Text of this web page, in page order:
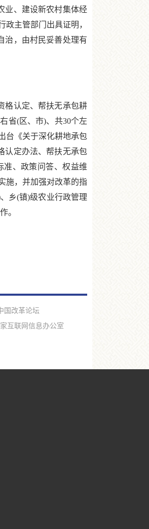
业、建设新农村集体经
主管部门出具证明，
治，由村民妥善处理有
格认定、帮扶无承包耕
省(区、市)、共30个左
台《关于深化耕地承包
认定办法、帮扶无承包
准、政策问答、权益维
施，并加强对改革的指
乡(镇)级农业行政管理
。
国改革论坛
家互联网信息办公室